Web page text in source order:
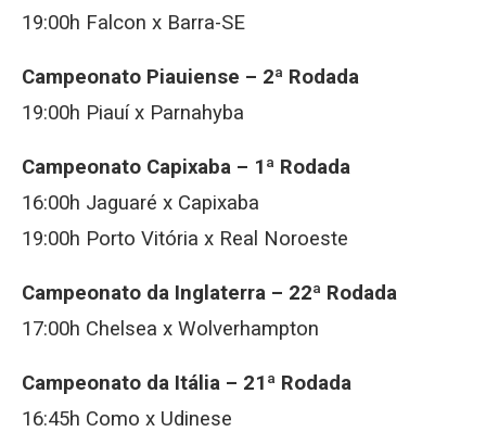
19:00h Falcon x Barra-SE
Campeonato Piauiense – 2ª Rodada
19:00h Piauí x Parnahyba
Campeonato Capixaba – 1ª Rodada
16:00h Jaguaré x Capixaba
19:00h Porto Vitória x Real Noroeste
Campeonato da Inglaterra – 22ª Rodada
17:00h Chelsea x Wolverhampton
Campeonato da Itália – 21ª Rodada
16:45h Como x Udinese